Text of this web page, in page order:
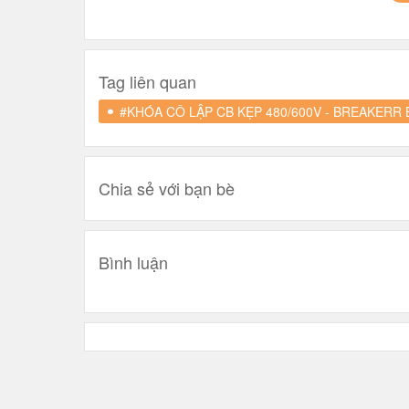
Tag liên quan
#KHÓA CÔ LẬP CB KẸP 480/600V - BREAKERR
Chia sẻ với bạn bè
Bình luận